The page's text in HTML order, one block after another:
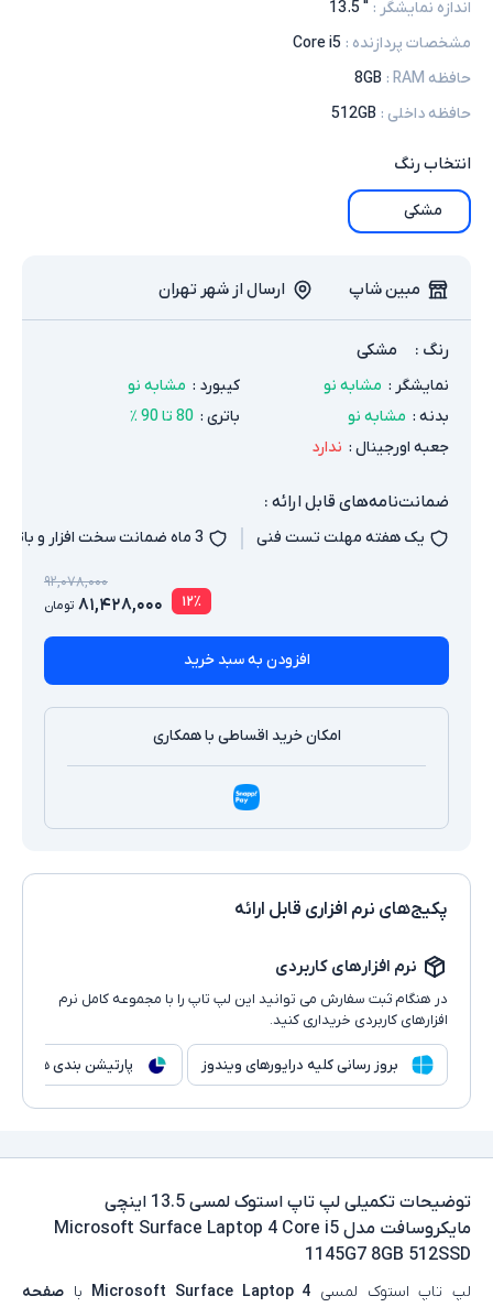
اندازه نمایشگر :
" 13.5
مشخصات پردازنده :
Core i5
حافظه RAM
:
8GB
حافظه داخلی :
512GB
انتخابرنگ
مشکی
مبین شاپ ارسال از شهر تهران
رنگ : مشکی
نمایشگر : مشابه نو کیبورد : مشابه نو
بدنه : مشابه نو باتری : 80 تا 90 ٪
جعبه اورجینال : ندارد
ضمانت‌نامه‌های قابل ارائه :
یک هفته مهلت تست فنی 3 ماه ضمانت سخت افزار و باتری
۱۲٪
۹۲,۰۷۸,۰۰۰
۸۱,۴۲۸,۰۰۰ تومان
افزودن به سبد خرید
امکان خرید اقساطی با همکاری
پکیج‌های نرم افزاری قابل ارائه
نرم افزارهای کاربردی
در هنگام ثبت سفارش می توانید این لپ تاپ را با مجموعه کامل نرم
افزارهای کاربردی خریداری کنید.
بروز رسانی کلیه درایورهای ویندوز پارتیشن بندی هارد
توضیحات تکمیلی
لپ تاپ استوک لمسی 13.5 اینچی
مایکروسافت مدل Microsoft Surface Laptop 4 Core i5
1145G7 8GB 512SSD
لپ‌ تاپ استوک لمسی Microsoft Surface Laptop 4 با صفحه‌